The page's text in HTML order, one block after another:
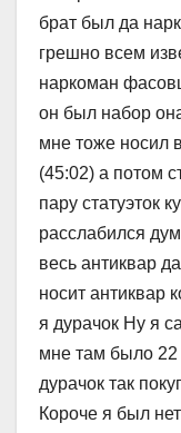
брат был да
грешно всем
наркоман
он был набор
мне тоже носил
(45:02) а потом
пару статуэток
расслабился
весь антиквар
носит антиквар
я дурачок Ну я
мне там было 22
дурачок так
Короче я был